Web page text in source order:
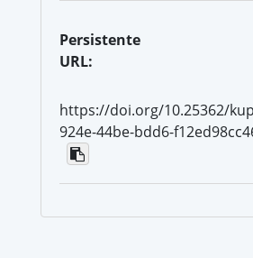
Persistente
URL:
https://doi.org/10.25362/
924e-44be-bdd6-